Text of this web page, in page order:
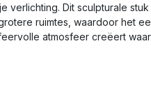
verlichting. Dit sculpturale stuk
ruimtes, waardoor het
atmosfeer creëert waar